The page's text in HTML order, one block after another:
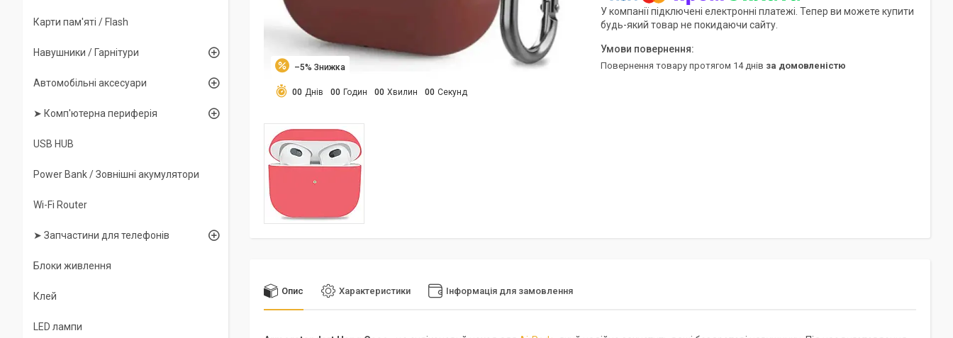
–5%
00 Днів 00 Годин 00 Хвилин 00 Секунд
У компанії підключені електронні платежі. Тепер ви можете купити
будь-який товар не покидаючи сайту.
повернення товару протягом 14 днів за домовленістю
Опис Характеристики Інформація для замовлення
Карти пам'яті / Flash
Навушники / Гарнітури
Автомобільні аксесуари
➤ Комп'ютерна периферія
USB HUB
Power Bank / Зовнішні акумулятори
Wi-Fi Router
➤ Запчастини для телефонів
Блоки живлення
Клей
LED лампи